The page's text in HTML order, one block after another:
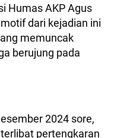
Humas AKP Agus
dari kejadian ini
memuncak
berujung pada
2024 sore,
pertengkaran